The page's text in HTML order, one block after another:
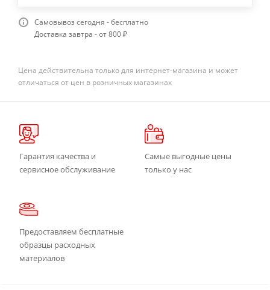
Самовывоз сегодня - бесплатно
Доставка завтра - от 800 ₽
Цена действительна только для интернет-магазина и может
отличаться от цен в розничных магазинах
Гарантия качества и
сервисное обслуживание
Самые выгодные цены
только у нас
Предоставляем бесплатные
образцы расходных
материалов